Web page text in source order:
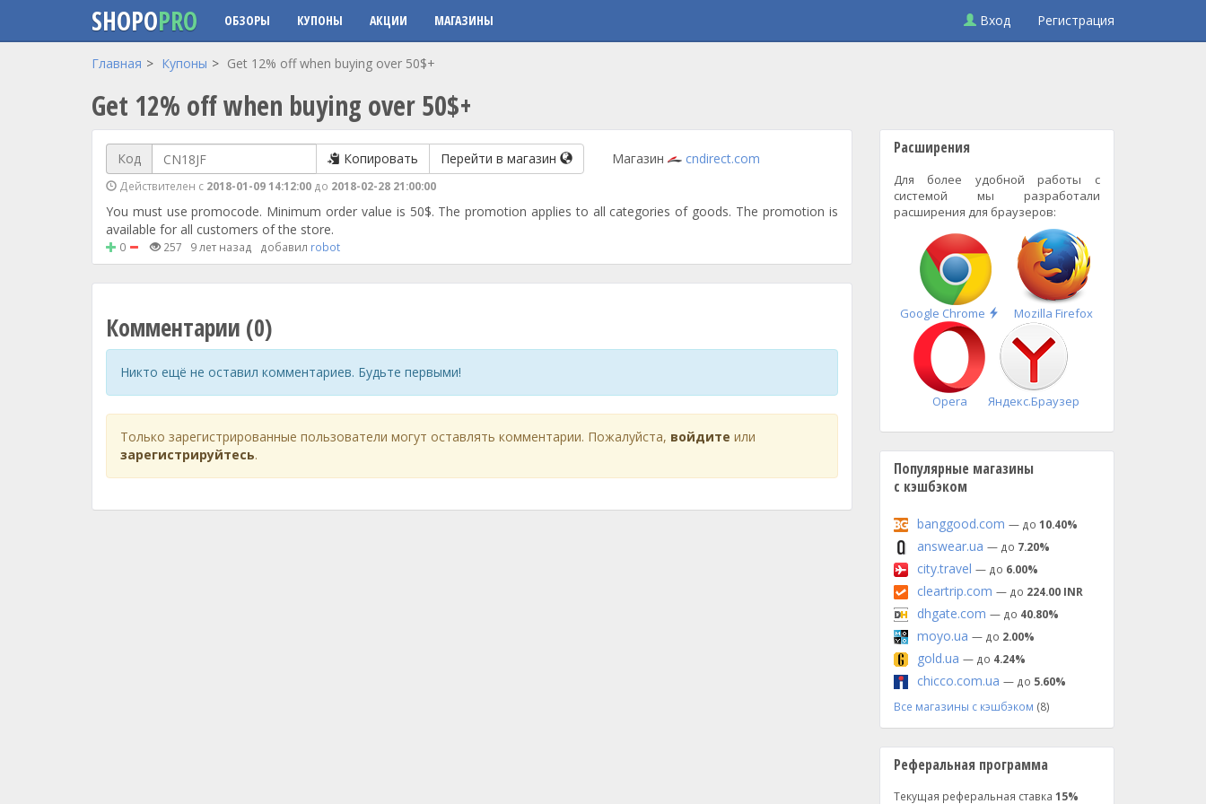
Перейти к основному содержанию
SHOPOPRO ОБЗОРЫ КУПОНЫ АКЦИИ МАГАЗИНЫ Вход Регистрация
Главная Купоны Get 12% off when buying over 50$+
Get 12% off when buying over 50$+
Код Копировать Перейти в магазин
Действителен с 2018-01-09 14:12:00 до 2018-02-28 21:00:00
Магазин cndirect.com
You must use promocode. Minimum order value is 50$. The promotion applies to all categories of goods. The promotion is
available for all customers of the store.
0 257 9 лет назад добавил robot
Комментарии (0)
Никто ещё не оставил комментариев. Будьте первыми!
Только зарегистрированные пользователи могут оставлять комментарии. Пожалуйста, войдите или
зарегистрируйтесь.
Расширения
Для более удобной работы с
системой мы разработали
расширения для браузеров:
Google Chrome
Быстрая
установка
Mozilla Firefox
Opera Яндекс.Браузер
Популярные магазины
с кэшбэком
banggood.com — до 10.40%
answear.ua — до 7.20%
city.travel — до 6.00%
cleartrip.com — до 224.00 INR
dhgate.com — до 40.80%
moyo.ua — до 2.00%
gold.ua — до 4.24%
chicco.com.ua — до 5.60%
Все магазины с кэшбэком (8)
Реферальная программа
Текущая реферальная ставка 15%